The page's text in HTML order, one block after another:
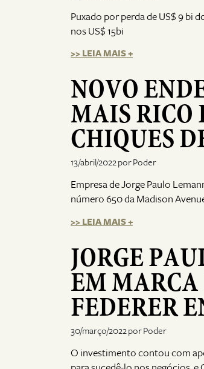
Puxado por perda de US$ 9 bi
nos US$ 15bi
>> LEIA MAIS +
NOVO
MAIS RICO
CHIQUES
13/abril/2022 por Poder
Empresa de Jorge Paulo
número 650 da Madison
>> LEIA MAIS +
JORGE
EM MARCA
FEDERER
30/março/2022 por Poder
O investimento contou com